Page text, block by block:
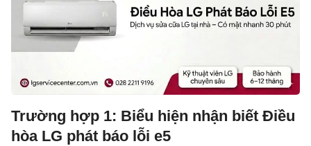
Trường hợp 1: Biểu hiện nhận biết Điều
hòa LG phát báo lỗi e5